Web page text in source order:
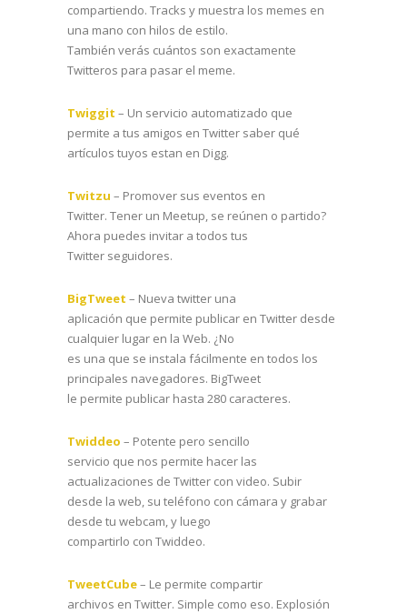
compartiendo. Tracks y muestra los memes en
una mano con hilos de estilo.
También verás cuántos son exactamente
Twitteros para pasar el meme.
Twiggit – Un servicio automatizado que
permite a tus amigos en Twitter saber qué
artículos tuyos estan en Digg.
Twitzu – Promover sus eventos en
Twitter. Tener un Meetup, se reúnen o partido?
Ahora puedes invitar a todos tus
Twitter seguidores.
BigTweet – Nueva twitter una
aplicación que permite publicar en Twitter desde
cualquier lugar en la Web. ¿No
es una que se instala fácilmente en todos los
principales navegadores. BigTweet
le permite publicar hasta 280 caracteres.
Twiddeo – Potente pero sencillo
servicio que nos permite hacer las
actualizaciones de Twitter con video. Subir
desde la web, su teléfono con cámara y grabar
desde tu webcam, y luego
compartirlo con Twiddeo.
TweetCube– Le permite compartir
archivos en Twitter. Simple como eso. Explosión